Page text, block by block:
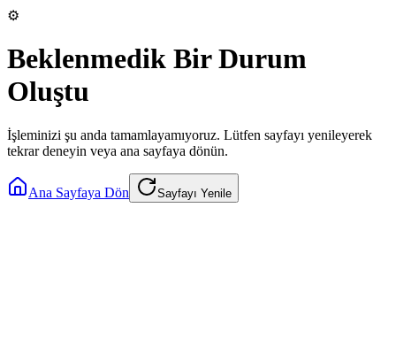
⚙️
Beklenmedik Bir Durum
Oluştu
İşleminizi şu anda tamamlayamıyoruz. Lütfen sayfayı yenileyerek
tekrar deneyin veya ana sayfaya dönün.
Ana Sayfaya Dön Sayfayı Yenile